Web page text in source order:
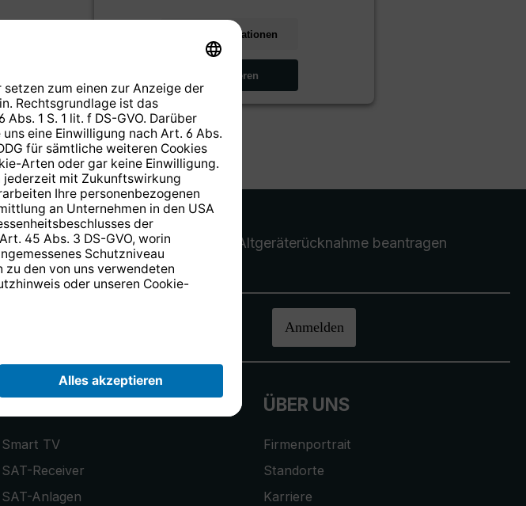
Mehr Informationen
Akzeptieren
Rücksendung. Altgeräterücknahme beantragen
Anmelden
PRODUKTE
Smart TV
SAT-Receiver
SAT-Anlagen
ÜBER UNS
Firmenportrait
Standorte
Karriere